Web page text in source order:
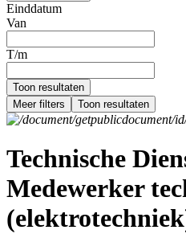
Einddatum
Van
T/m
Toon resultaten
Meer filters
Toon resultaten
Technische
Medewerker